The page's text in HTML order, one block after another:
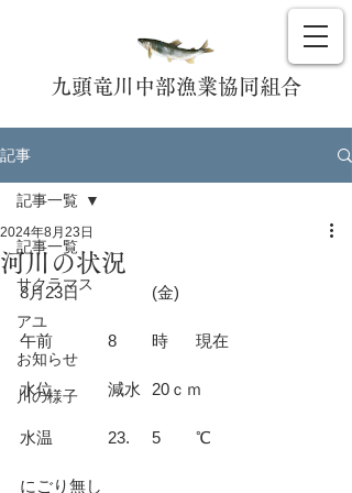
九頭竜川中部漁業協同組合
記事
記事一覧
サクラマス
アユ
お知らせ
川の様子
記事一覧
河川の状況
2024年8月23日
8月23日		(金)
午前		8	時	現在
水位		減水	20ｃｍ
水温		23.	5	℃
にごり無し